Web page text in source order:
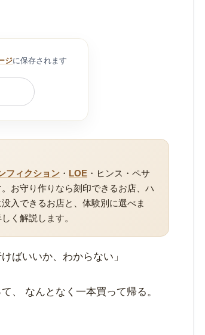
ジに保存されます
フィクション ・ LOE ・ヒンス・ペサ
お守り作りなら刻印できるお店、ハ
入できるお店と、体験別に選べま
く解説します。
ばいいか、わからない」
、 なんとなく一本買って帰る。